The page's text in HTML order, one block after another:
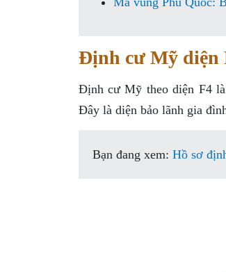
Định cư Mỹ diện
Định cư Mỹ theo diện F4
Đây là diện bảo lãnh gia
Bạn đang xem: Hồ sơ